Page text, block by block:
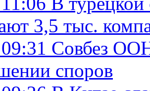
3,5 тыс.
Совбез
споров